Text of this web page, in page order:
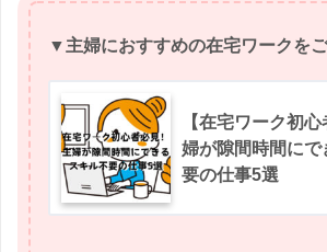
▼主婦におすすめの在宅ワークをご
【在宅ワーク初
婦が隙間時間に
要の仕事5選